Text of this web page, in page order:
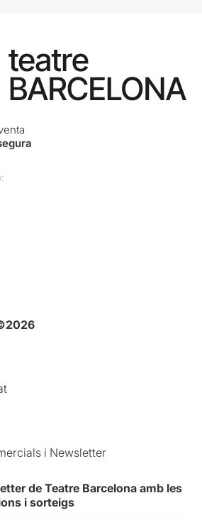
i Newsletter
de Teatre Barcelona amb les
i sorteigs